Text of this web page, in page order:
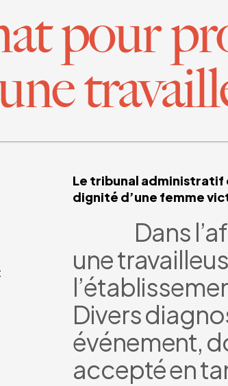
pour
Le tribunal administratif
dignité d’une femme
Dans
une
Divers
événement,
accepté en